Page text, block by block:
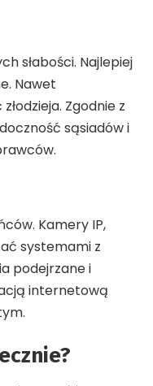
słabości. Najlepiej
Nawet
Zgodnie z
sąsiadów i
Kamery IP,
systemami z
podejrzane i
internetową